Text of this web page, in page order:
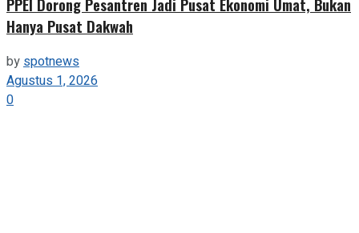
PPEI Dorong Pesantren Jadi Pusat Ekonomi Umat, Bukan
Hanya Pusat Dakwah
byspotnews
Agustus 1, 2026
0